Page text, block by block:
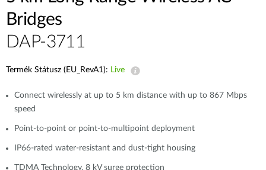
Bridges
DAP-3711
Termék Státusz (EU_RevA1): Live
Connect wirelessly at up to 5 km distance with up to 867 Mbps
speed
Point-to-point or point-to-multipoint deployment
IP66-rated water-resistant and dust-tight housing
TDMA Technology, 8 kV surge protection